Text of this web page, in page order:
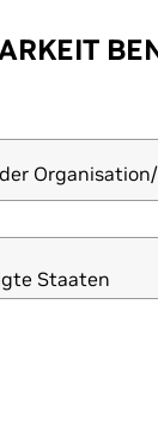
Staaten